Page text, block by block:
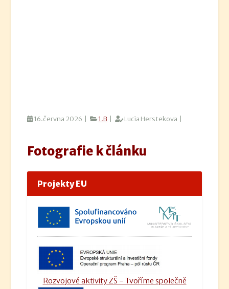
16.června 2026 | 1.B | Lucia Herstekova |
Fotografie k článku
Projekty EU
Rozvojové aktivity ZŠ - Tvoříme společně